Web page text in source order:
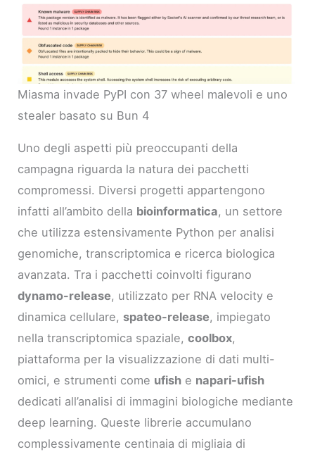
Miasma invade PyPI con 37 wheel malevoli e uno
stealer basato su Bun 4
Uno degli aspetti più preoccupanti della
campagna riguarda la natura dei pacchetti
compromessi. Diversi progetti appartengono
infatti all’ambito della bioinformatica, un settore
che utilizza estensivamente Python per analisi
genomiche, transcriptomica e ricerca biologica
avanzata. Tra i pacchetti coinvolti figurano
dynamo-release, utilizzato per RNA velocity e
dinamica cellulare, spateo-release, impiegato
nella transcriptomica spaziale,coolbox,
piattaforma per la visualizzazione di dati multi-
omici, e strumenti come ufish e napari-ufish
dedicati all’analisi di immagini biologiche mediante
deep learning. Queste librerie accumulano
complessivamente centinaia di migliaia di